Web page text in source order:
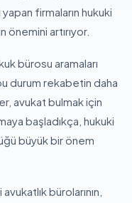
firmaların hukuki
önemini artırıyor.
bürosu aramaları
durum rekabetin daha
avukat bulmak için
başladıkça, hukuki
büyük bir önem
bürolarının,